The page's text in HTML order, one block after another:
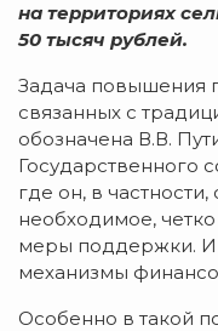
на территориях
50 тысяч рублей.
Задача повышения
связанных с
обозначена В.В.
Государственного
где он, в
необходимое,
меры поддержки. И
механизмы
Особенно в такой